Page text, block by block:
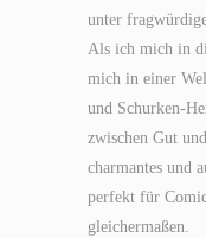
unter
Als ich mich in
mich in einer
und Schurken-
zwischen Gut
charmantes und
perfekt für
gleichermaßen.